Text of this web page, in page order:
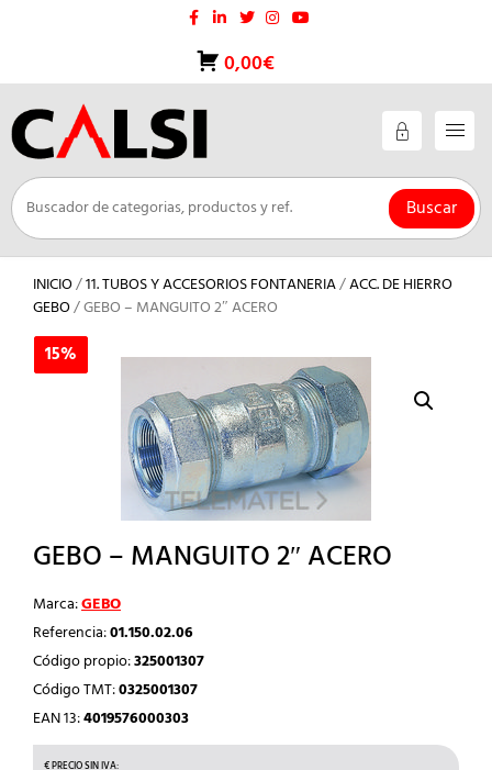
0,00€
Buscar
INICIO/11. TUBOS Y ACCESORIOS FONTANERIA/ACC. DE HIERRO
GEBO/ GEBO – MANGUITO 2″ ACERO
15%
GEBO – MANGUITO 2″ ACERO
Marca:GEBO
Referencia:01.150.02.06
Código propio:325001307
Código TMT:0325001307
EAN 13:4019576000303
15%